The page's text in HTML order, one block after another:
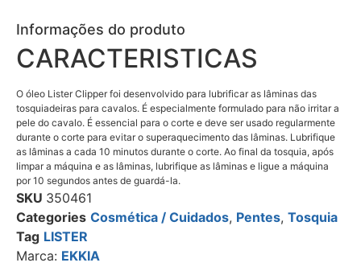
Informações do produto
CARACTERISTICAS
O óleo Lister Clipper foi desenvolvido para lubrificar as lâminas das
tosquiadeiras para cavalos. É especialmente formulado para não irritar a
pele do cavalo. É essencial para o corte e deve ser usado regularmente
durante o corte para evitar o superaquecimento das lâminas. Lubrifique
as lâminas a cada 10 minutos durante o corte. Ao final da tosquia, após
limpar a máquina e as lâminas, lubrifique as lâminas e ligue a máquina
por 10 segundos antes de guardá-la.
SKU 350461
Categories Cosmética / Cuidados, Pentes, Tosquia
Tag LISTER
Marca: EKKIA